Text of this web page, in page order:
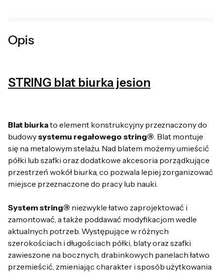
Opis
STRING blat biurka jesion
Blat biurkato element konstrukcyjny przeznaczony do
budowysystemu regałowego string®. Blat montuje
się na metalowym stelażu. Nad blatem możemy umieścić
półki lub szafki oraz dodatkowe akcesoria porządkujące
przestrzeń wokół biurka, co pozwala lepiej zorganizować
miejsce przeznaczone do pracy lub nauki.
System string® niezwykle łatwo zaprojektować i
zamontować, a także poddawać modyfikacjom wedle
aktualnych potrzeb. Występujące w różnych
szerokościach i długościach półki, blaty oraz szafki
zawieszone na bocznych, drabinkowych panelach łatwo
przemieścić, zmieniając charakter i sposób użytkowania